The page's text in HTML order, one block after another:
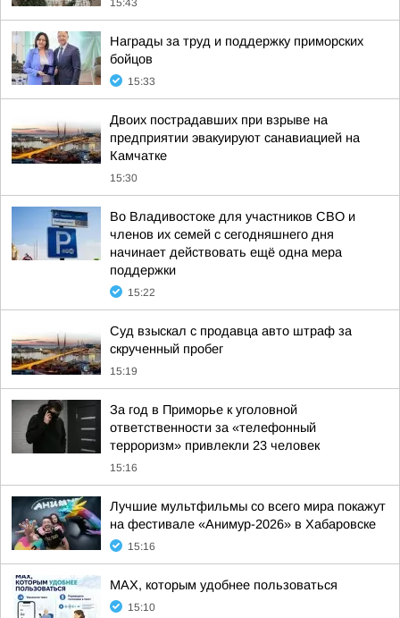
15:43
Награды за труд и поддержку приморских
бойцов
15:33
Двоих пострадавших при взрыве на
предприятии эвакуируют санавиацией на
Камчатке
15:30
Во Владивостоке для участников СВО и
членов их семей с сегодняшнего дня
начинает действовать ещё одна мера
поддержки
15:22
Суд взыскал с продавца авто штраф за
скрученный пробег
15:19
За год в Приморье к уголовной
ответственности за «телефонный
терроризм» привлекли 23 человек
15:16
Лучшие мультфильмы со всего мира покажут
на фестивале «Анимур-2026» в Хабаровске
15:16
MAX, которым удобнее пользоваться
15:10